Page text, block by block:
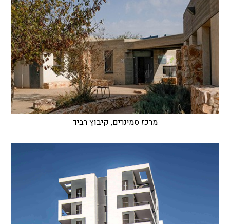
מרכז סמינרים, קיבוץ רביד